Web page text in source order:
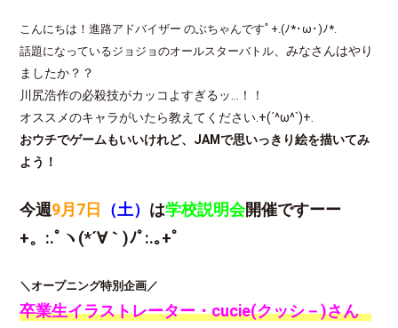
こんにちは！進路アドバイザー のぶちゃんですﾟ+.(ﾉ*･ω･)ﾉ*.
話題になっているジョジョのオールスターバトル 、みなさんはやり
ましたか？？
川尻浩作の必殺技がカッコよすぎるッ…！！
オススメのキャラがいたら教えてください.+(´^ω^`)+.
おウチでゲームもいいけれど、JAMで思いっきり絵を描いてみ
よう！
今週9月7日 （土） は学校説明会開催ですーー
+。:.ﾟヽ(*´∀｀)ﾉﾟ:.｡+ﾟ
＼オープニング特別企画／
卒業生イラストレーター・cucie(クッシ－)さん